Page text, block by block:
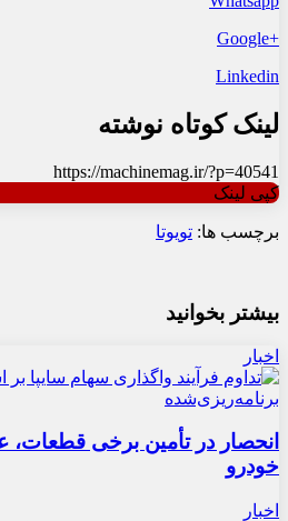
+Google
Linkedin
لینک کوتاه نوشته
https://machinemag.ir/?p=40541
کپی لینک
برچسب ها: تویوتا
بیشتر بخوانید
اخبار
انحصار در تأمین برخی قطعات،
خودرو
اخبار